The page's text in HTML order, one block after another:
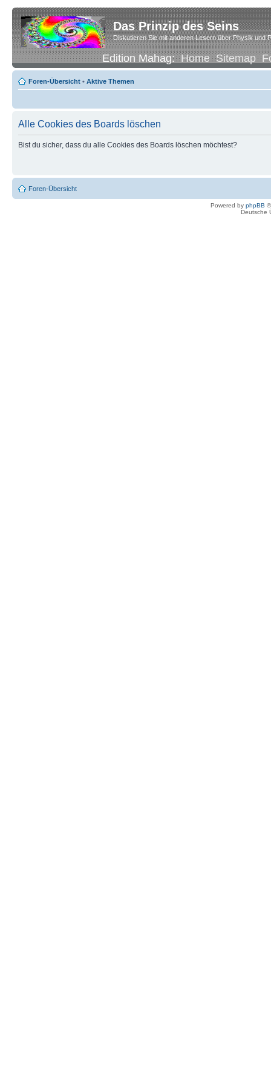
Das Prinzip des Seins
Diskutieren Sie mit anderen Lesern über Physik und
Edition Mahag:Home Sitemap
Foren-Übersicht • Aktive Themen
Alle Cookies des Boards löschen
Bist du sicher, dass du alle Cookies des Boards löschen möchtest?
Foren-Übersicht
Powered by phpBB
Deutsche